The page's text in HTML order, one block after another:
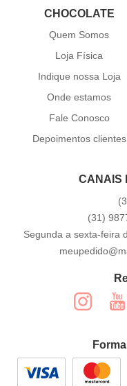
CHOCOLATE
Quem Somos
Loja Física
Indique nossa Loja
Onde estamos
Fale Conosco
Depoimentos clientes
CANAIS
(31)
Segunda a sexta-feira